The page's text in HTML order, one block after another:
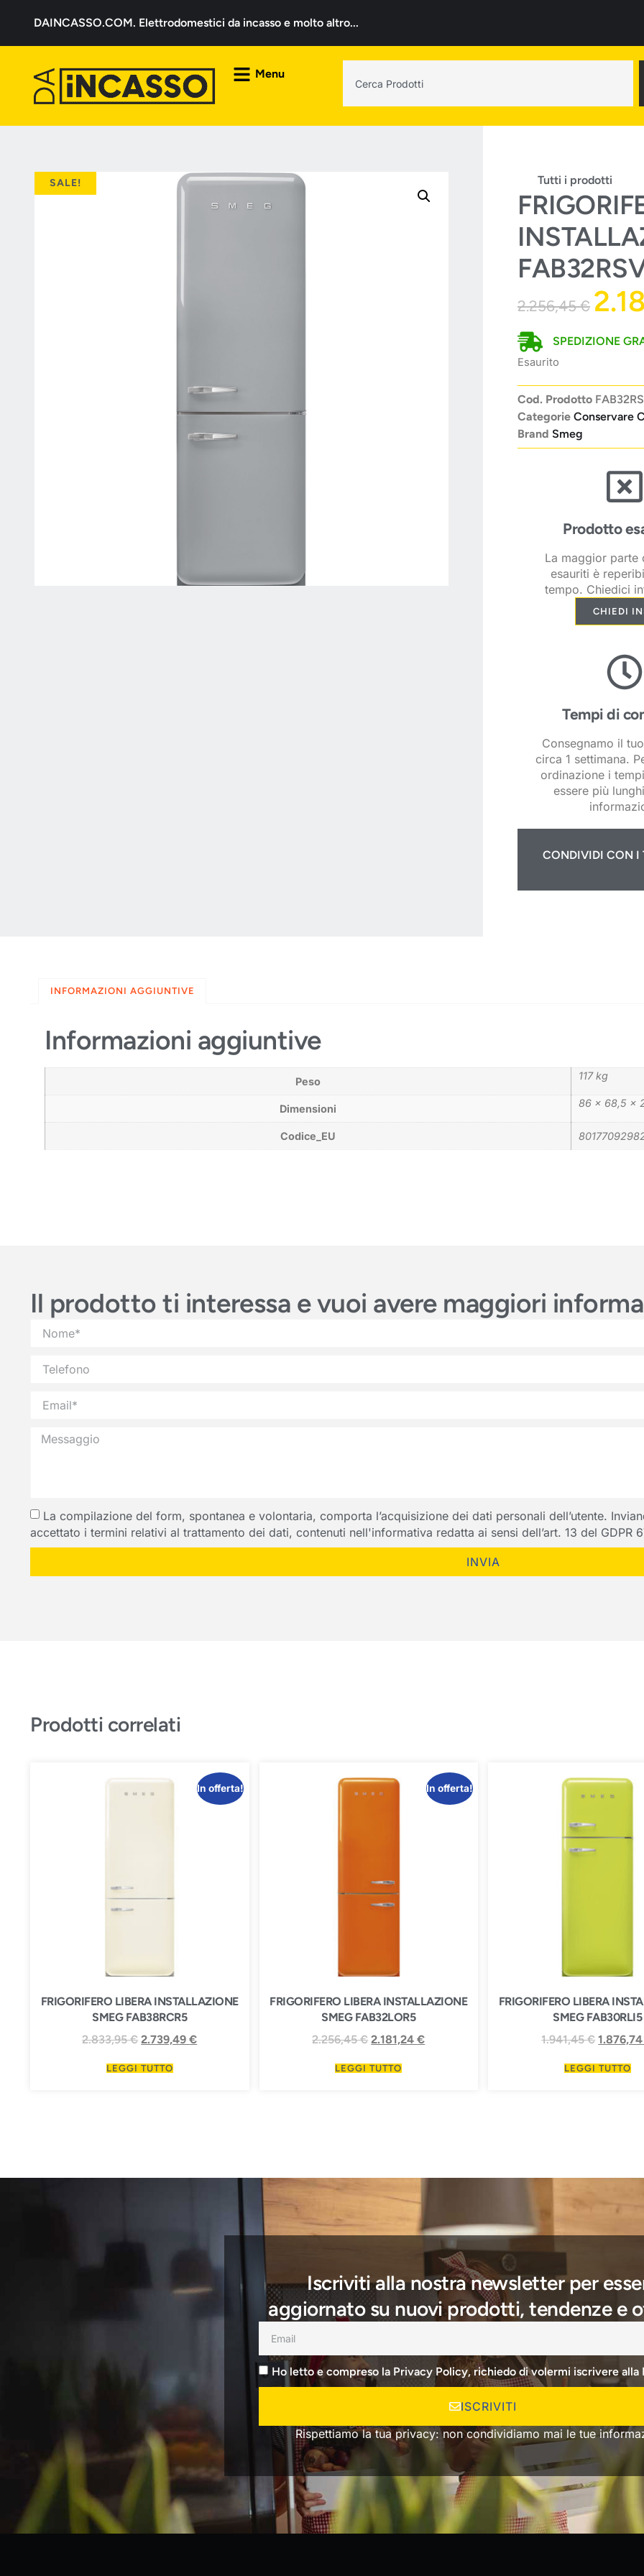
DAINCASSO.COM. Elettrodomestici da incasso e molto altro...
Menu
SALE! Tutti i prodotti
2.256,45€
SPEDIZIONE
Esaurito
Cod. Prodotto
Categorie Conservare
Brand Smeg
Prodotto
La maggior parte
esauriti è
tempo. Chiedici
CHIEDI
Tempi di
Consegnamo il
circa 1 settimana.
ordinazione i
essere più
CONDIVIDI CON I
INFORMAZIONI AGGIUNTIVE
Informazioni aggiuntive
Peso 117 kg
Dimensioni 86 × 68,5 ×
Codice_EU
Il prodotto ti interessa e vuoi avere maggiori
La compilazione del form, spontanea e volontaria, comporta l’acquisizione dei dati personali dell’utente.
accettato i termini relativi al trattamento dei dati, contenuti nell'informativa redatta ai sensi dell’art. 13 del GDPR
INVIA
Prodotti correlati
In offerta!
FRIGORIFERO LIBERA INSTALLAZIONE
SMEG FAB38RCR5
2.833,95€ 2.739,49€
LEGGI TUTTO
In offerta!
FRIGORIFERO LIBERA INSTALLAZIONE
SMEG FAB32LOR5
2.256,45€ 2.181,24€
LEGGI TUTTO
FRIGORIFERO LIBERA
SMEG FAB30RLI5
1.941,45€
LEGGI TUTTO
Iscriviti alla nostra newsletter per
aggiornato su nuovi prodotti, tendenze e
Ho letto e compreso la Privacy Policy, richiedo di volermi iscrivere alla
ISCRIVITI
Rispettiamo la tua privacy: non condividiamo mai le tue